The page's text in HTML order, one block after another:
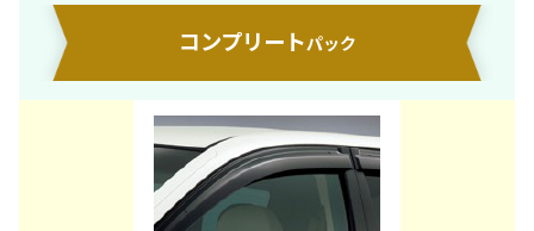
コンプリートパック